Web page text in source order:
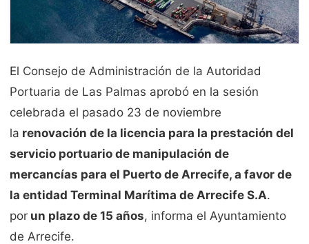
El Consejo de Administración de la Autoridad
Portuaria de Las Palmas aprobó en la sesión
celebrada el pasado 23 de noviembre
la renovación de la licencia para la prestación del
servicio portuario de manipulación de
mercancías para el Puerto de Arrecife, a favor de
la entidad Terminal Marítima de Arrecife S.A.
por un plazo de 15 años, informa el Ayuntamiento
de Arrecife.